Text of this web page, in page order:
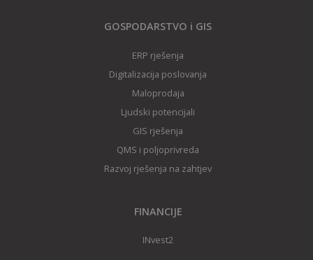
GOSPODARSTVO i GIS
ERP rješenja
Digitalizacija poslovanja
Maloprodaja
Ljudski potencijali
GIS rješenja
QMS i poljoprivreda
Razvoj rješenja na zahtjev
FINANCIJE
INvest2